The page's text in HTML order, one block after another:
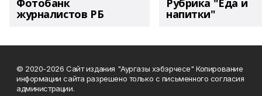
Фотобанк
журналистов РБ
Рубрика "Еда и
напитки"
© 2020-2026 Сайт издания "Аургазы хэбэрчесе" Копирование
информации сайта разрешено только с письменного согласия
администрации.